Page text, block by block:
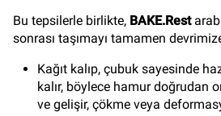
Bu tepsilerle birlikte, BAKE.Rest
sonrası taşımayı tamamen
Kağıt kalıp, çubuk sayesinde
kalır, böylece hamur doğrudan
ve gelişir, çökme veya